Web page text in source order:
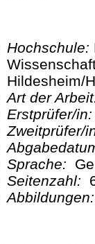
Hochschule:
Hildesheim/
Art der
Erstprüfer/
Sprache:
Seitenzahl: